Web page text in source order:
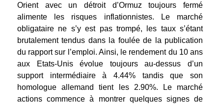
Orient avec un détroit d’Ormuz toujours fermé
alimente les risques inflationnistes. Le marché
obligataire ne s’y est pas trompé, les taux s’étant
brutalement tendus dans la foulée de la publication
du rapport sur l’emploi. Ainsi, le rendement du 10 ans
aux Etats-Unis évolue toujours au-dessus d’un
support intermédiaire à 4.44% tandis que son
homologue allemand tient les 2.90%. Le marché
actions commence à montrer quelques signes de